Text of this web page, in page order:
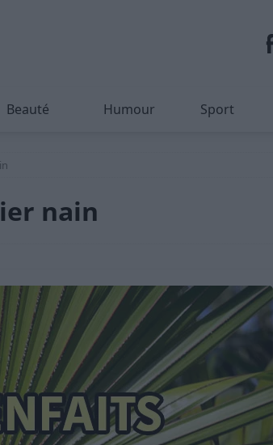
Beauté Humour Sport
nain